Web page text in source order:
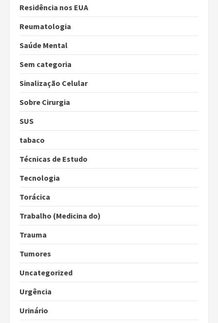
Residência nos EUA
Reumatologia
Saúde Mental
Sem categoria
Sinalização Celular
Sobre Cirurgia
SUS
tabaco
Técnicas de Estudo
Tecnologia
Torácica
Trabalho (Medicina do)
Trauma
Tumores
Uncategorized
Urgência
Urinário